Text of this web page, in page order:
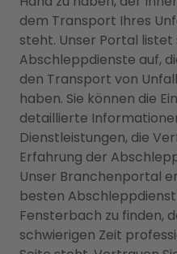
dem Transport Ihres
steht. Unser Portal
Abschleppdienste auf,
den Transport von
haben. Sie können die
detaillierte
Dienstleistungen, die
Erfahrung der
Unser Branchenportal
besten
Fensterbach zu finden,
schwierigen Zeit